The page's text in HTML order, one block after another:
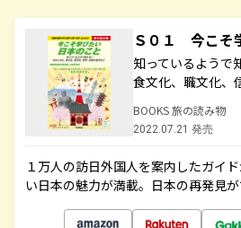
Ｓ０１ 今こそ
知っているようで
食文化、職文化、
BOOKS 旅の読み物
2022.07.21 発売
１万人の訪日外国人を案内したガイ
い日本の魅力が満載。日本の再発見が